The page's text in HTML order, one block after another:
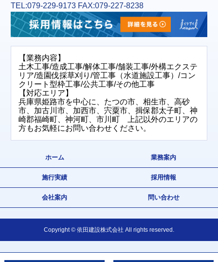
TEL:079-229-9173 FAX:079-227-8238
【業務内容】
土木工事/造成工事/解体工事/舗装工事/外構エクステ
リア/造園伐採草刈り/管工事（水道施設工事）/コン
クリート型枠工事/公共工事/その他工事
【対応エリア】
兵庫県姫路市を中心に、たつの市、相生市、高砂
市、加古川市、加西市、宍粟市、揖保郡太子町、神
崎郡福崎町、神河町、市川町 上記以外のエリアの
方もお気軽にお問い合わせください。
ホーム 業務案内
施行実績 採用情報
会社案内 問い合わせ
Copyright © 依田建設株式会社 All rights reserved.